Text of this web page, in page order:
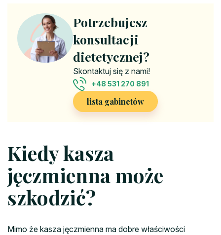
Potrzebujesz
konsultacji
dietetycznej?
Skontaktuj się z nami!
+48 531 270 891
lista gabinetów
Kiedy kasza
jęczmienna może
szkodzić?
Mimo że kasza jęczmienna ma dobre właściwości